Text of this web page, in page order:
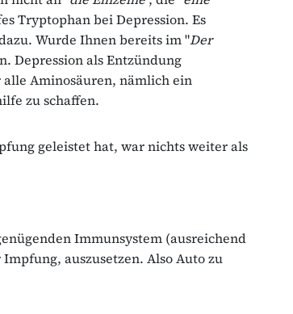
Tryptophan bei Depression. Es
Wurde Ihnen bereits im "Der
Depression als Entzündung
Aminosäuren, nämlich ein
zu schaffen.
geleistet hat, war nichts weiter als
Immunsystem (ausreichend
auszusetzen. Also Auto zu